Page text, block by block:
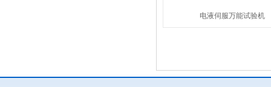
电液伺服万能试验机